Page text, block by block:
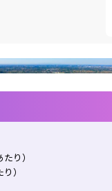
り）
）